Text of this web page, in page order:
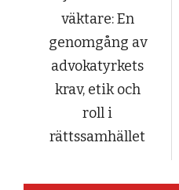
väktare: En
genomgång av
advokatyrkets
krav, etik och
roll i
rättssamhället